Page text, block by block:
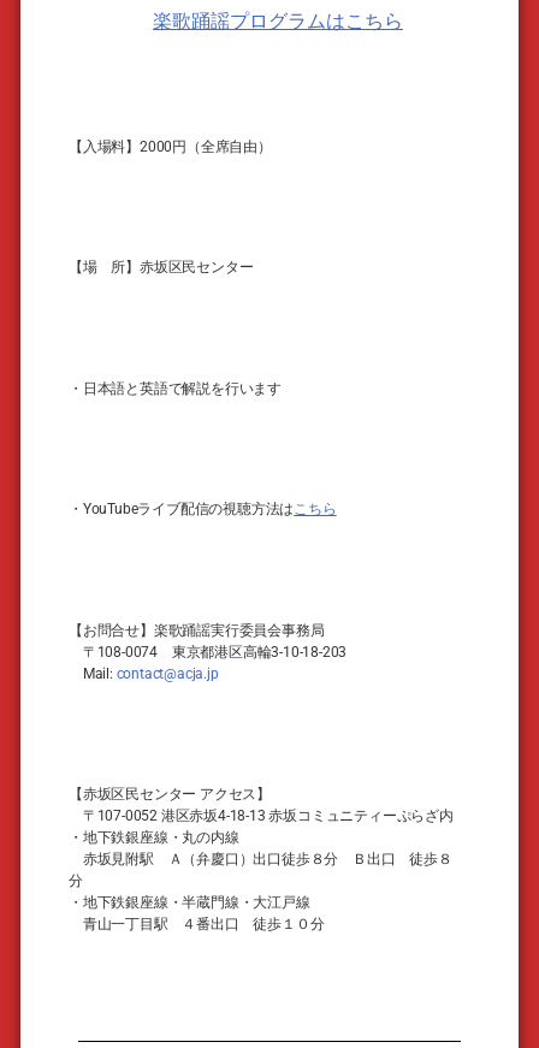
楽歌踊謡プログラムはこちら
【入場料】2000円（全席自由）
【場 所】赤坂区民センター
・日本語と英語で解説を行います
・YouTubeライブ配信の視聴方法はこちら
【お問合せ】楽歌踊謡実行委員会事務局
〒108-0074 東京都港区高輪3-10-18-203
Mail: contact@acja.jp
【赤坂区民センター アクセス】
〒107-0052 港区赤坂4-18-13 赤坂コミュニティーぷらざ内
・地下鉄銀座線・丸の内線
赤坂見附駅 Ａ（弁慶口）出口徒歩８分 Ｂ出口 徒歩８
分
・地下鉄銀座線・半蔵門線・大江戸線
青山一丁目駅 ４番出口 徒歩１０分